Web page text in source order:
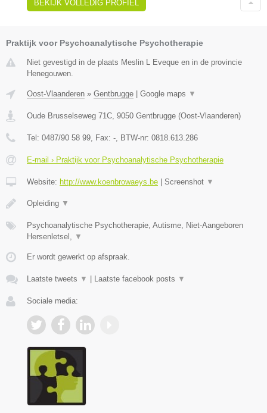
BEKIJK VOLLEDIG PROFIEL
Praktijk voor Psychoanalytische Psychotherapie
Niet gevestigd in de plaats Meslin L Eveque en in de provincie
Henegouwen.
Oost-Vlaanderen » Gentbrugge Google maps ▼
Oude Brusselseweg 71C, 9050 Gentbrugge (Oost-Vlaanderen)
Tel: 0487/90 58 99, Fax: -, BTW-nr: 0818.613.286
E-mail › Praktijk voor Psychoanalytische Psychotherapie
Website: http://www.koenbrowaeys.be Screenshot ▼
Opleiding ▼
Psychoanalytische Psychotherapie, Autisme, Niet-Aangeboren
Hersenletsel, ▼
Er wordt gewerkt op afspraak.
Laatste tweets ▼ Laatste facebook posts ▼
Sociale media: